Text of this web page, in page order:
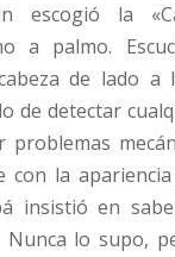
escogió la
a palmo.
de lado a
de detectar
problemas
con la
insistió en
Nunca lo supo,